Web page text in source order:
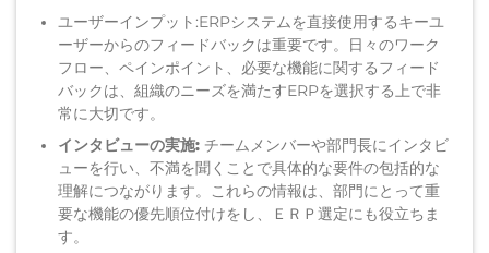
ユーザーインプット :ERPシステムを直接使用するキーユ
ーザーからのフィードバックは重要です。日々のワーク
フロー、ペインポイント、必要な機能に関するフィード
バックは、組織のニーズを満たすERPを選択する上で非
常に大切です。
インタビューの実施: チームメンバーや部門長にインタビ
ューを行い、不満を聞くことで具体的な要件の包括的な
理解につながります。これらの情報は、部門にとって重
要な機能の優先順位付けをし、 ＥＲＰ選定に も役立ちま
す。